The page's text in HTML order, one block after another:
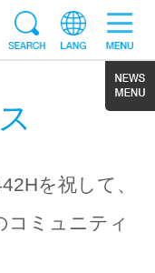
を祝して、
コミュニティ